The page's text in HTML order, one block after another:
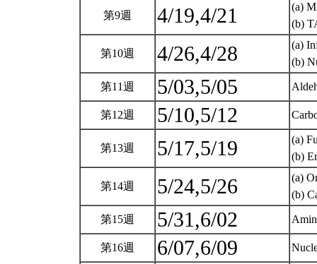
第9週 4/19,4/21
(a)
(b)
第10週 4/26,4/28
(a)
(b)
第11週 5/03,5/05
第12週 5/10,5/12
第13週 5/17,5/19
(a)
(b)
第14週 5/24,5/26
(a)
(b)
第15週 5/31,6/02
第16週 6/07,6/09